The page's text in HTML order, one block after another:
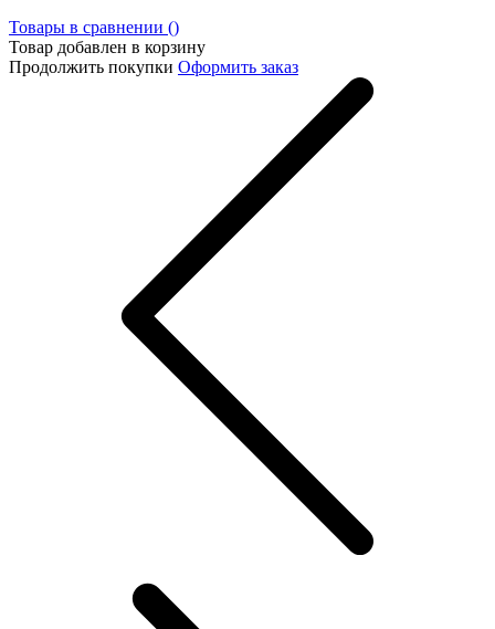
Товары в сравнении ()
Товар добавлен в корзину
Продолжить покупки Оформить заказ